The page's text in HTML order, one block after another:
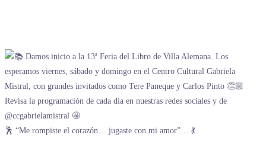
🕺 “Me rompiste el corazón… jugaste con mi amor”… 💃